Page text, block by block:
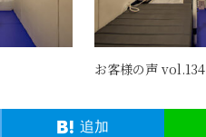
お客様の声 vol.134
追加